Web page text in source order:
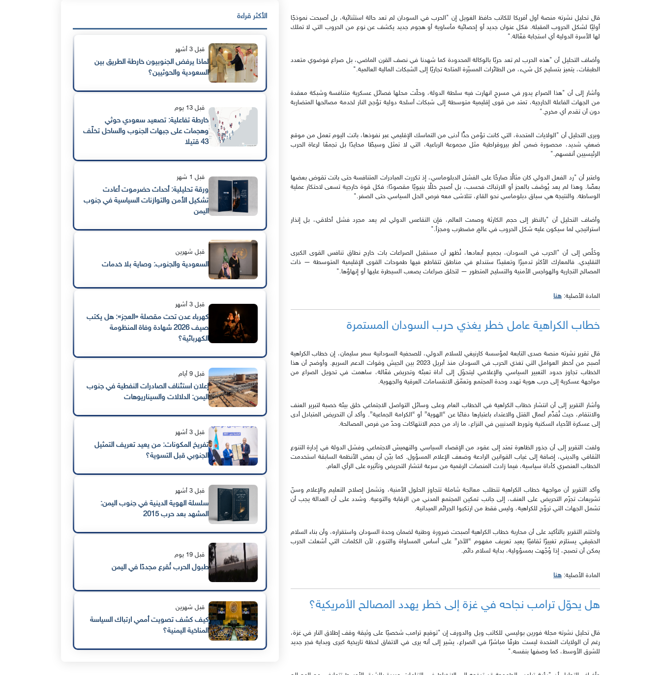
قال تحليل نشرته منصة أول أفريكا للكاتب حافظ الغويل إن "الحرب في السودان لم تعد حالة استثنائية، بل أصبحت نموذجًا
أوليًا لشكل الحروب المقبلة. فكل عنوان جديد أو إحصائية مأساوية أو هجوم جديد يكشف عن نوع من الحروب التي لا تملك
لها الأسرة الدولية أي استجابة فعّالة."
وأضاف التحليل أن "هذه الحرب لم تعد حربًا بالوكالة المحدودة كما شهدنا في نصف القرن الماضي، بل صراع فوضوي متعدد
الطبقات، يتميز بتسليح كل شيء، من الطائرات المسيّرة المتاحة تجاريًا إلى الشبكات المالية العالمية."
وأشار إلى أن "هذا الصراع يدور في مسرحٍ انهارت فيه سلطة الدولة، وحلّت محلها فصائل عسكرية متنافسة وشبكة معقدة
من الجهات الفاعلة الخارجية، تمتد من قوى إقليمية متوسطة إلى شبكات أسلحة دولية تؤجج النار لخدمة مصالحها المتضاربة
دون أن تقدم أي مخرج."
ويرى التحليل أن "الولايات المتحدة، التي كانت تؤمن حدًّا أدنى من التماسك الإقليمي عبر نفوذها، باتت اليوم تعمل من موقع
ضعفٍ شديد، محصورة ضمن أطر بيروقراطية مثل مجموعة الرباعية، التي لا تمثل وسيطًا محايدًا بل تجمعًا لرعاة الحرب
الرئيسيين أنفسهم."
واعتبر أن "رد الفعل الدولي كان مثالًا صارخًا على الفشل الدبلوماسي، إذ تكررت المبادرات المتنافسة حتى باتت تقوض بعضها
بعضًا. وهذا لم يعد يُوصَف بالعجز أو الارتباك فحسب، بل أصبح خللًا بنيويًا مقصودًا؛ فكل قوة خارجية تسعى لاحتكار عملية
الوساطة. والنتيجة هي سباق دبلوماسي نحو القاع، تتلاشى معه فرص الحل السياسي حتى الصفر."
وأضاف التحليل أن "بالنظر إلى حجم الكارثة وصمت العالم، فإن التقاعس الدولي لم يعد مجرد فشل أخلاقي، بل إنذار
استراتيجي لما سيكون عليه شكل الحروب في عالمٍ مضطرب ومجزأ."
وخَلُص إلى أن "الحرب في السودان، بجميع أبعادها، تُظهر أن مستقبل الصراعات بات خارج نطاق تنافس القوى الكبرى
التقليدي. فالمعارك الأكثر تدميرًا وتعقيدًا ستندلع في مناطق تتقاطع فيها طموحات القوى الإقليمية المتوسطة — ذات
المصالح التجارية والهواجس الأمنية والتسليح المتطور — لتخلق صراعات يصعب السيطرة عليها أو إنهاؤها."
المادة الأصلية: هنا
خطاب الكراهية عامل خطر يغذي حرب السودان المستمرة
قال تقرير نشرته منصة صدى التابعة لمؤسسة كارنيغي للسلام الدولي، للصحفية السودانية سمر سليمان، إن خطاب الكراهية
أصبح من أخطر العوامل التي تغذي الحرب في السودان منذ أبريل 2023 بين الجيش وقوات الدعم السريع. وأوضح أن هذا
الخطاب تجاوز حدود التعبير السياسي والإعلامي ليتحوّل إلى أداة تعبئة وتحريض فعّالة، ساهمت في تحويل الصراع من
مواجهة عسكرية إلى حرب هوية تهدد وحدة المجتمع وتعمّق الانقسامات العرقية والجهوية.
وأشار التقرير إلى أن انتشار خطاب الكراهية في الخطاب العام وعلى وسائل التواصل الاجتماعي خلق بيئة خصبة لتبرير العنف
والانتقام، حيث تُقدَّم أعمال القتل والاعتداء باعتبارها دفاعًا عن “الهوية” أو “الكرامة الجماعية”. وأكد أن التحريض المتبادل أدى
إلى عسكرة الأحياء السكنية وتورط المدنيين في النزاع، ما زاد من حجم الانتهاكات وحدّ من فرص المصالحة.
ولفت التقرير إلى أن جذور الظاهرة تمتد إلى عقود من الإقصاء السياسي والتهميش الاجتماعي وفشل الدولة في إدارة التنوع
الثقافي والديني، إضافة إلى غياب القوانين الرادعة وضعف الإعلام المسؤول. كما بيّن أن بعض الأنظمة السابقة استخدمت
الخطاب العنصري كأداة سياسية، فيما زادت المنصات الرقمية من سرعة انتشار التحريض وتأثيره على الرأي العام.
وأكد التقرير أن مواجهة خطاب الكراهية تتطلب معالجة شاملة تتجاوز الحلول الأمنية، وتشمل إصلاح التعليم والإعلام وسنّ
تشريعات تجرّم التحريض على العنف، إلى جانب تمكين المجتمع المدني من الرقابة والتوعية. وشدد على أن العدالة يجب أن
تشمل الجهات التي تروّج للكراهية، وليس فقط من ارتكبوا الجرائم الميدانية.
واختتم التقرير بالتأكيد على أن محاربة خطاب الكراهية أصبحت ضرورة وطنية لضمان وحدة السودان واستقراره، وأن بناء السلام
الحقيقي يستلزم تغييرًا ثقافيًا يعيد تعريف مفهوم “الآخر” على أساس المساواة والتنوع، لأن الكلمات التي أشعلت الحرب
يمكن أن تصبح، إذا وُجّهت بمسؤولية، بداية لسلام دائم.
المادة الأصلية: هنا
هل يحوّل ترامب نجاحه في غزة إلى خطر يهدد المصالح الأمريكية؟
قال تحليل نشرته مجلة فورين بوليسي للكاتب ويل والدورف إن "توقيع ترامب شخصيًا على وثيقة وقف إطلاق النار في غزة،
رغم أن الولايات المتحدة ليست طرفًا مباشرًا في الصراع، يشير إلى أنه يرى في الاتفاق لحظة تاريخية كبرى وبداية فجر جديد
للشرق الأوسط، كما وصفها بنفسه."
الأكثر قراءة
قبل 3 أشهر
لماذا يرفض الجنوبيون خارطة الطريق بين
السعودية والحوثيين؟
قبل 13 يوم
خارطة تفاعلية: تصعيد سعودي حوثي
وهجمات على جبهات الجنوب والساحل تخلّف
43 قتيلا
قبل 1 شهر
ورقة تحليلية: أحداث حضرموت أعادت
تشكيل الأمن والتوازنات السياسية في جنوب
اليمن
قبل شهرين
السعودية والجنوب: وصاية بلا خدمات
قبل 3 أشهر
كهرباء عدن تحت مقصلة «العجز»: هل يكتب
صيف 2026 شهادة وفاة المنظومة
الكهربائية؟
قبل 9 أيام
إعلان استئناف الصادرات النفطية في جنوب
اليمن: الدلالات والسيناريوهات
قبل 3 أشهر
تفريخ المكونات: من يعيد تعريف التمثيل
الجنوبي قبل التسوية؟
قبل 3 أشهر
سلسلة الهوية الدينية في جنوب اليمن:
المشهد بعد حرب 2015
قبل 19 يوم
طبول الحرب تُقرع مجددًا في اليمن
قبل شهرين
كيف كشف تصويت أممي ارتباك السياسة
المناخية اليمنية؟